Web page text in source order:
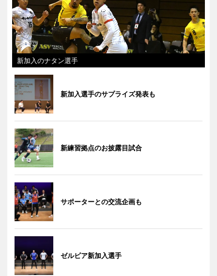
新加入のナタン選手
新加入選手のサプライズ発表も
新練習拠点のお披露目試合
サポーターとの交流企画も
ゼルビア新加入選手